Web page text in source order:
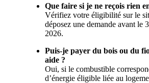
Que faire si je ne reçois rien
Vérifiez votre éligibilité sur le
déposez une demande avant le
2026.
Puis-je payer du bois ou du
aide ?
Oui, si le combustible
d’énergie éligible liée au